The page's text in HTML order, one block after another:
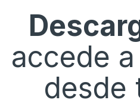
accede
desde